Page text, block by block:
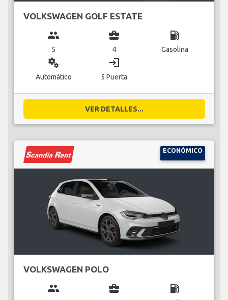
VOLKSWAGEN GOLF ESTATE
group
5
business_center
4
local_gas_station
Gasolina
miscellaneous_services
Automático
login
5 Puerta
VER DETALLES...
ECONÓMICO
VOLKSWAGEN POLO
group business_center local_gas_station